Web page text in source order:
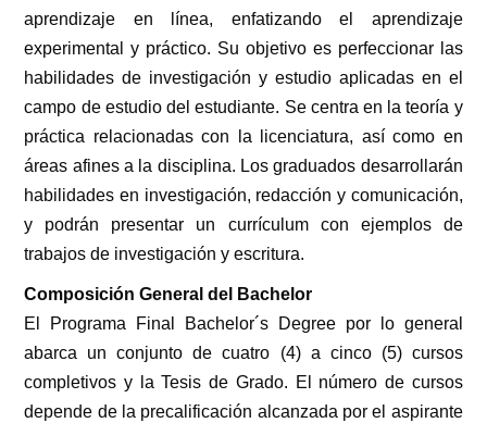
aprendizaje en línea, enfatizando el aprendizaje
experimental y práctico. Su objetivo es perfeccionar las
habilidades de investigación y estudio aplicadas en el
campo de estudio del estudiante. Se centra en la teoría y
práctica relacionadas con la licenciatura, así como en
áreas afines a la disciplina. Los graduados desarrollarán
habilidades en investigación, redacción y comunicación,
y podrán presentar un currículum con ejemplos de
trabajos de investigación y escritura.
Composición General del Bachelor
El Programa Final Bachelor´s Degree por lo general
abarca un conjunto de cuatro (4) a cinco (5) cursos
completivos y la Tesis de Grado. El número de cursos
depende de la precalificación alcanzada por el aspirante